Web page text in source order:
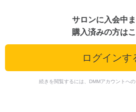
サロンに入会中
購入済みの方は
ログインす
続きを閲覧するには、DMMアカウントへの